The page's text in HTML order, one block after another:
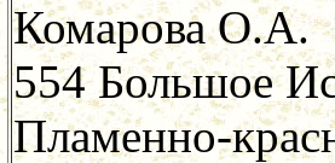
Комарова О.А.
554 Большое
Пламенно-